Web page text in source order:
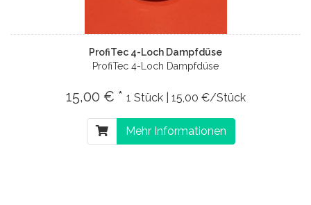
ProfiTec 4-Loch Dampfdüse
ProfiTec 4-Loch Dampfdüse
15,00 € * 1 Stück | 15,00 €/Stück
Mehr Informationen